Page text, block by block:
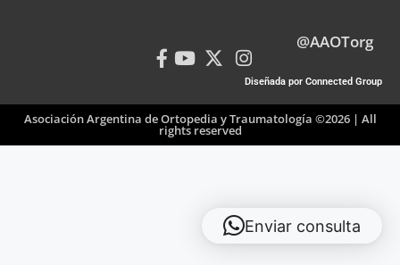
@AAOTorg
Diseñada por Connected Group
Asociación Argentina de Ortopedia y Traumatología ©2026 | All
rights reserved
Enviar consulta